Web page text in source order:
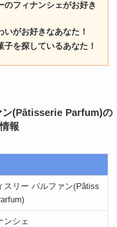
のフィナンシェがお好き
がお好きなあなた！
子を探しているあなた！
ン(Pâtisserie Parfum)の
報
スリー パルファン(Pâtiss
ンシェ